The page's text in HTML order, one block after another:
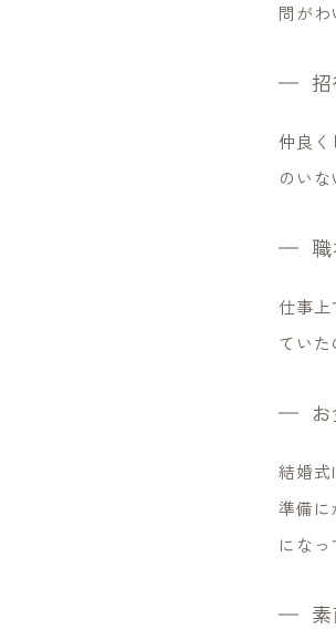
問がわ
仲良く
のい
仕事上
ていた
結婚式
準備に
になっ